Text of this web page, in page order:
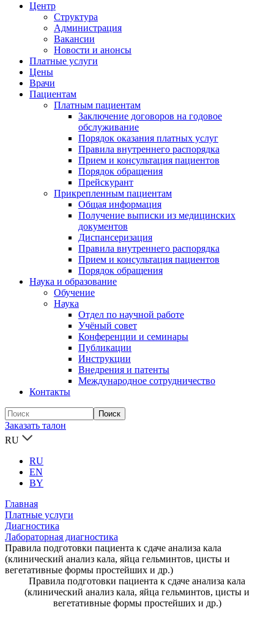
Центр
Структура
Администрация
Вакансии
Новости и анонсы
Платные услуги
Цены
Врачи
Пациентам
Платным пациентам
Заключение договоров на годовое
обслуживание
Порядок оказания платных услуг
Правила внутреннего распорядка
Прием и консультация пациентов
Порядок обращения
Прейскурант
Прикрепленным пациентам
Общая информация
Получение выписки из медицинских
документов
Диспансеризация
Правила внутреннего распорядка
Прием и консультация пациентов
Порядок обращения
Наука и образование
Обучение
Наука
Отдел по научной работе
Учёный совет
Конференции и семинары
Публикации
Инструкции
Внедрения и патенты
Международное сотрудничество
Контакты
Заказать талон
RU
RU
EN
BY
Главная
Платные услуги
Диагностика
Лабораторная диагностика
Правила подготовки пациента к сдаче анализа кала
(клинический анализ кала, яйца гельминтов, цисты и
вегетативные формы простейших и др.)
Правила подготовки пациента к сдаче анализа кала
(клинический анализ кала, яйца гельминтов, цисты и
вегетативные формы простейших и др.)